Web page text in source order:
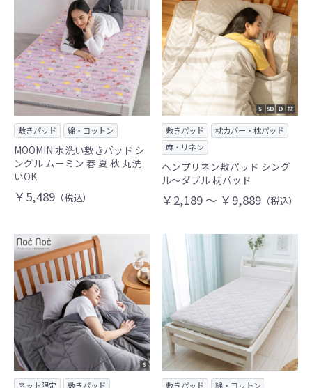
敷きパッド 綿・コットン
MOOMIN 水洗い敷きパッド シ
ングル ムーミン 春 夏 秋 丸洗
いOK
￥5,489 （税込）
敷きパッド
枕カバー・枕パッド
麻・リネン
ヘンプリネン敷パッド シング
ル～ダブル 枕パッド
￥2,189 ～ ￥9,889 （税込）
ネット限定 敷きパッド 敷きパッド 綿・コットン